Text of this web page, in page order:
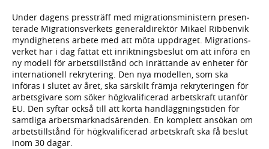
Under dagens pressträff med migrations­ministern presen­
terade Migrations­verkets general­direktör Mikael Ribbenvik
myndig­hetens arbete med att möta uppdraget. Migrations­
verket har i dag fattat ett inrikt­nings­beslut om att införa en
ny modell för arbets­tillstånd och inrättande av enheter för
inter­nationell rekrytering. Den nya modellen, som ska
införas i slutet av året, ska särskilt främja rekryteringen för
arbets­givare som söker hög­kvalificerad arbets­kraft utanför
EU. Den syftar också till att korta handlägg­nings­tiden för
samtliga arbets­marknads­ärenden. En komplett ansökan om
arbets­tillstånd för hög­kvalificerad arbets­kraft ska få beslut
inom 30 dagar.